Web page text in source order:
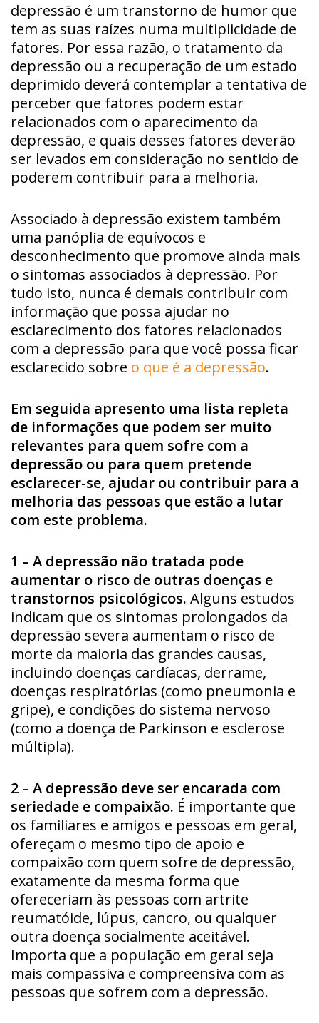
depressão é um transtorno de humor que
tem as suas raízes numa multiplicidade de
fatores. Por essa razão, o tratamento da
depressão ou a recuperação de um estado
deprimido deverá contemplar a tentativa de
perceber que fatores podem estar
relacionados com o aparecimento da
depressão, e quais desses fatores deverão
ser levados em consideração no sentido de
poderem contribuir para a melhoria.
Associado à depressão existem também
uma panóplia de equívocos e
desconhecimento que promove ainda mais
o sintomas associados à depressão. Por
tudo isto, nunca é demais contribuir com
informação que possa ajudar no
esclarecimento dos fatores relacionados
com a depressão para que você possa ficar
esclarecido sobre o que é a depressão.
Em seguida apresento uma lista repleta
de informações que podem ser muito
relevantes para quem sofre com a
depressão ou para quem pretende
esclarecer-se, ajudar ou contribuir para a
melhoria das pessoas que estão a lutar
com este problema.
1 – A depressão não tratada pode
aumentar o risco de outras doenças e
transtornos psicológicos. Alguns estudos
indicam que os sintomas prolongados da
depressão severa aumentam o risco de
morte da maioria das grandes causas,
incluindo doenças cardíacas, derrame,
doenças respiratórias (como pneumonia e
gripe), e condições do sistema nervoso
(como a doença de Parkinson e esclerose
múltipla).
2 – A depressão deve ser encarada com
seriedade e compaixão. É importante que
os familiares e amigos e pessoas em geral,
ofereçam o mesmo tipo de apoio e
compaixão com quem sofre de depressão,
exatamente da mesma forma que
ofereceriam às pessoas com artrite
reumatóide, lúpus, cancro, ou qualquer
outra doença socialmente aceitável.
Importa que a população em geral seja
mais compassiva e compreensiva com as
pessoas que sofrem com a depressão.